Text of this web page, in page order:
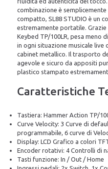
combinazione è
compatto, SL88 STUDIO è un
estremamente portatile.
Keybed TP/100LR, pesa meno
in ogni situazione musicale live
cabinet metallico. Il trasporto
agevole e sicuro da appositi
plastico stampato
Caratteristiche
Tastiera: Hammer Action TP/
Curve Velocity: 3 Curve di
programmabile, 6 curve di
Display: LCD Grafico a colori
Encoder rotativi: 4 Controlli di
Tasti funzione: In / Out / Home